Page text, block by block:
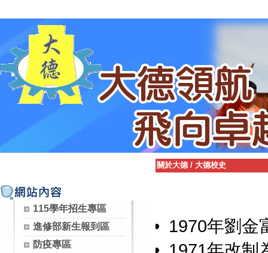
115學年招生專區
進修部新生報到區
防疫專區
關於大德/ 大德校史
1970年劉金